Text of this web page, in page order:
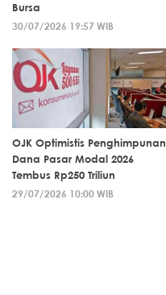
Bursa
30/07/2026 19:57 WIB
OJK Optimistis Penghimpunan
Dana Pasar Modal 2026
Tembus Rp250 Triliun
29/07/2026 10:00 WIB